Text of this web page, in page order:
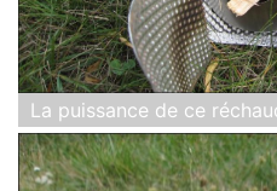
La puissance de ce